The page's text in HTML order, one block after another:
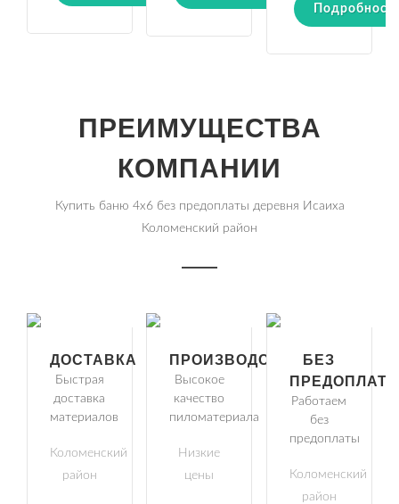
ПРЕИМУЩЕСТВА
КОМПАНИИ
Купить баню 4х6 без предоплаты деревня Исаиха
Коломенский район
ДОСТАВКА
Быстрая
доставка
материалов
Коломенский
район
ПРОИЗВОДСТВО
Высокое
качество
пиломатериала
Низкие
цены
БЕЗ
Работаем
без
предоплаты
Коломенский
район